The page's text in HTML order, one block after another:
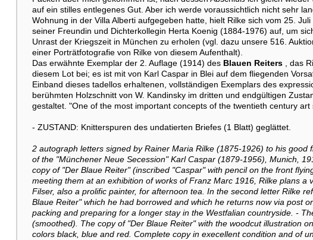
auf ein stilles entlegenes Gut. Aber ich werde voraussichtlich nicht sehr
Wohnung in der Villa Alberti aufgegeben hatte, hielt Rilke sich vom 25.
seiner Freundin und Dichterkollegin Herta Koenig (1884-1976) auf, um
Unrast der Kriegszeit in München zu erholen (vgl. dazu unsere 516.
einer Porträtfotografie von Rilke von diesem Aufenthalt).
Das erwähnte Exemplar der 2. Auflage (1914) des Blauen Reiters, das
diesem Lot bei; es ist mit von Karl Caspar in Blei auf dem fliegenden
Einband dieses tadellos erhaltenen, vollständigen Exemplars des
berühmten Holzschnitt von W. Kandinsky im dritten und endgültigen
gestaltet. "One of the most important concepts of the twentieth century art
- ZUSTAND: Knitterspuren des undatierten Briefes (1 Blatt) geglättet.
2 autograph letters signed by Rainer Maria Rilke (1875-1926) to his
of the "Münchener Neue Secession" Karl Caspar (1879-1956), Munich,
copy of "Der Blaue Reiter" (inscribed "Caspar" with pencil on the front
meeting them at an exhibition of works of Franz Marc 1916, Rilke plans a
Filser, also a prolific painter, for afternoon tea. In the second letter Rilke
Blaue Reiter" which he had borrowed and which he returns now via post
packing and preparing for a longer stay in the Westfalian countryside. -
(smoothed). The copy of "Der Blaue Reiter" with the woodcut illustration
colors black, blue and red. Complete copy in execellent condition and of